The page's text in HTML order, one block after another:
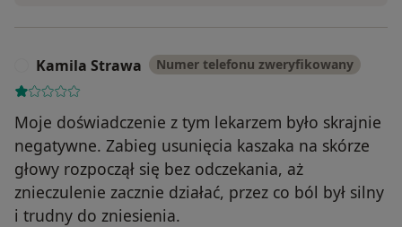
Kamila Strawa Numer telefonu zweryfikowany
Moje doświadczenie z tym lekarzem było skrajnie
negatywne. Zabieg usunięcia kaszaka na skórze
głowy rozpoczął się bez odczekania, aż
znieczulenie zacznie działać, przez co ból był silny
i trudny do zniesienia.